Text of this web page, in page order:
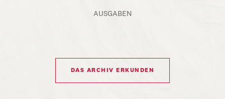
AUSGABEN
DAS ARCHIV ERKUNDEN